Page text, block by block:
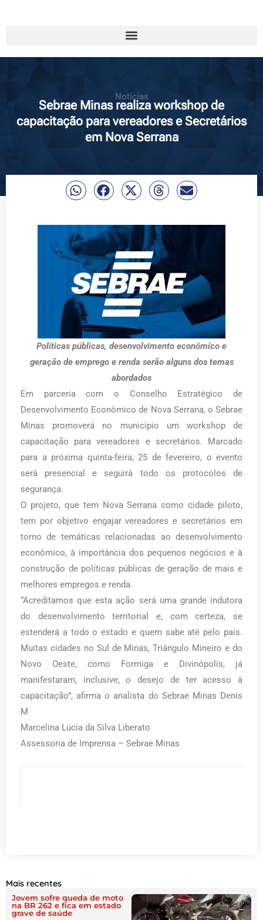
Notícias
Sebrae Minas realiza workshop de
capacitação para vereadores e Secretários
em Nova Serrana
Políticas públicas, desenvolvimento econômico e
geração de emprego e renda serão alguns dos temas
abordados
Em parceria com o Conselho Estratégico de
Desenvolvimento Econômico de Nova Serrana, o Sebrae
Minas promoverá no município um workshop de
capacitação para vereadores e secretários. Marcado
para a próxima quinta-feira, 25 de fevereiro, o evento
será presencial e seguirá todo os protocolos de
segurança.
O projeto, que tem Nova Serrana como cidade piloto,
tem por objetivo engajar vereadores e secretários em
torno de temáticas relacionadas ao desenvolvimento
econômico, à importância dos pequenos negócios e à
construção de políticas públicas de geração de mais e
melhores empregos e renda.
“Acreditamos que esta ação será uma grande indutora
do desenvolvimento territorial e, com certeza, se
estenderá a todo o estado e quem sabe até pelo país.
Muitas cidades no Sul de Minas, Triângulo Mineiro e do
Novo Oeste, como Formiga e Divinópolis, já
manifestaram, inclusive, o desejo de ter acesso à
capacitação”, afirma o analista do Sebrae Minas Denis
M
Marcelina Lúcia da Silva Liberato
Assessoria de Imprensa – Sebrae Minas
Mais recentes
Jovem sofre queda de moto
na BR 262 e fica em estado
grave de saúde